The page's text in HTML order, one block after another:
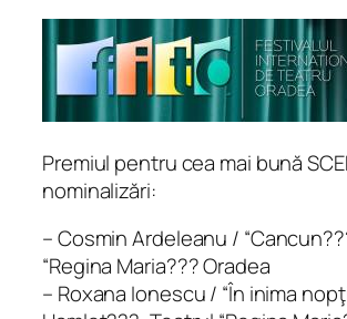
Premiul pentru cea mai bună
nominalizări:
– Cosmin Ardeleanu /
“Regina Maria??? Oradea
– Roxana Ionescu / “În inima